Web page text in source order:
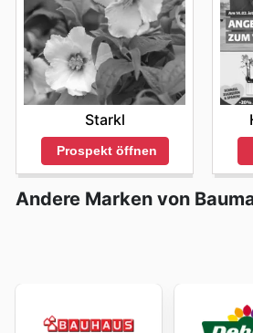
Starkl
Prospekt öffnen
Andere Marken von